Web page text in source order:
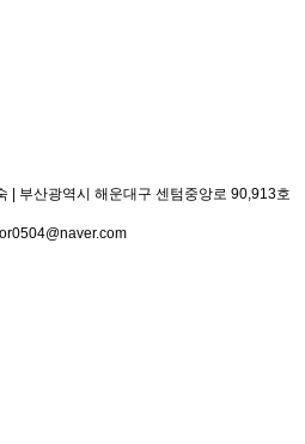
| 부산광역시 해운대구 센텀중앙로 90,913호